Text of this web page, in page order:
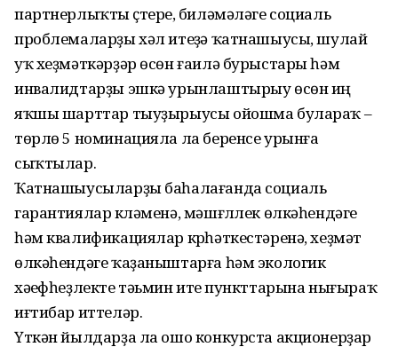
партнерлыҡты үҫтереү, биләмәләге социаль
проблемаларҙы хәл итеүҙә ҡатнашыусы, шулай
уҡ хеҙмәткәрҙәр өсөн ғаилә бурыстары һәм
инвалидтарҙы эшкә урынлаштырыу өсөн иң
яҡшы шарттар тыуҙырыусы ойошма булараҡ –
төрлө 5 номинацияла ла беренсе урынға
сыҡтылар.
Ҡатнашыусыларҙы баһалағанда социаль
гарантиялар күләменә, мәшғүллек өлкәһендәге
һәм квалификациялар күрһәткестәренә, хеҙмәт
өлкәһендәге ҡаҙаныштарға һәм экологик
хәүефһеҙлекте тәьмин итеү пункттарына нығыраҡ
иғтибар иттеләр.
Үткән йылдарҙа ла ошо конкурста акционерҙар